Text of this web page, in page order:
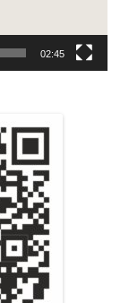
02:45